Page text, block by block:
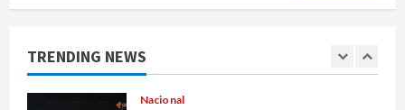
TRENDING NEWS
1
Fallece Jorge Messi, padre de
Nacional